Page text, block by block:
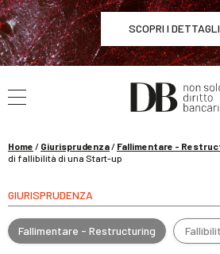
SCOPRI I DETTAGLI
WEBINAR / 17
La governance
Home / Giurisprudenza/ Fallimentare -
di fallibilità di una Start-up
GIURISPRUDENZA
Fallimentare - Restructuring